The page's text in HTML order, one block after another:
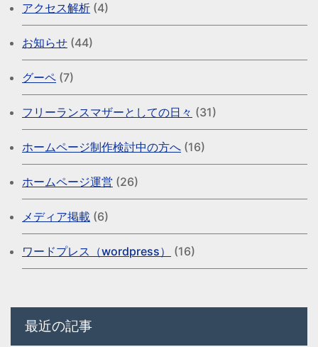
アクセス解析 (4)
お知らせ (44)
グーペ (7)
フリーランスマザーとしての日々 (31)
ホームページ制作検討中の方へ (16)
ホームページ運営 (26)
メディア掲載 (6)
ワードプレス（wordpress） (16)
最近の記事